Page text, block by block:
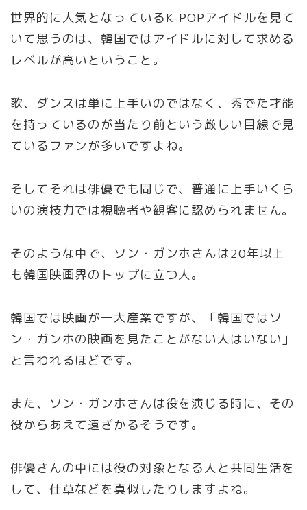
世界的に人気となっているK-POPアイドルを見て
いて思うのは、韓国ではアイドルに対して求める
レベルが高いということ。
歌、ダンスは単に上手いのではなく、秀でた才能
を持っているのが当たり前という厳しい目線で見
ているファンが多いですよね。
そしてそれは俳優でも同じで、普通に上手いくら
いの演技力では視聴者や観客に認められません。
そのような中で、ソン・ガンホさんは20年以上
も韓国映画界のトップに立つ人。
韓国では映画が一大産業ですが、「韓国ではソ
ン・ガンホの映画を見たことがない人はいない」
と言われるほどです。
また、ソン・ガンホさんは役を演じる時に、その
役からあえて遠ざかるそうです。
俳優さんの中には役の対象となる人と共同生活を
して、仕草などを真似したりしますよね。